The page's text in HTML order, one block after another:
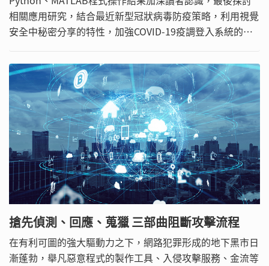
相關應用研究，結合最近新型冠狀病毒防疫策略，利用視覺
安全中秘密分享的特性，加強COVID-19疫調登入系統的人
搶先偵測、回應、蒐獵 三部曲阻斷攻擊流程
在有利可圖的強大驅動力之下，網路犯罪形成的地下黑市日
漸蓬勃，舉凡惡意程式的製作工具、入侵攻擊服務、金流等